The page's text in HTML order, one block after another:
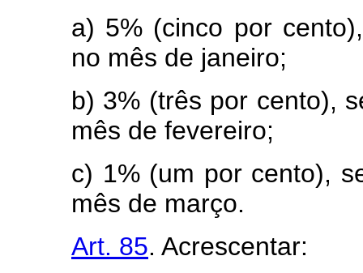
a) 5% (cinco por
no mês de janeiro;
b) 3% (três por cento),
mês de fevereiro;
c) 1% (um por cento),
mês de março.
Art. 85. Acrescentar: